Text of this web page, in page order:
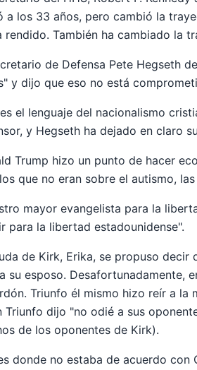
a los 33 años, pero cambió la
rendido. También ha cambiado la
de Defensa Pete Hegseth
y dijo que eso no está
el lenguaje del nacionalismo
y Hegseth ha dejado en claro
Trump hizo un punto de hacer
que no eran sobre el autismo,
mayor evangelista para la
para la libertad estadounidense".
de Kirk, Erika, se propuso
su esposo. Desafortunadamente,
Triunfo él mismo hizo reír a la
Triunfo dijo "no odié a sus
de los oponentes de Kirk).
donde no estaba de acuerdo